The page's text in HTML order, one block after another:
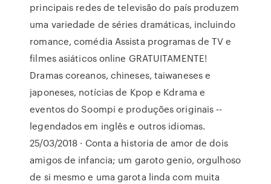
principais redes de televisão do país produzem
uma variedade de séries dramáticas, incluindo
romance, comédia Assista programas de TV e
filmes asiáticos online GRATUITAMENTE!
Dramas coreanos, chineses, taiwaneses e
japoneses, notícias de Kpop e Kdrama e
eventos do Soompi e produções originais --
legendados em inglês e outros idiomas.
25/03/2018 · Conta a historia de amor de dois
amigos de infancia; um garoto genio, orgulhoso
de si mesmo e uma garota linda com muita